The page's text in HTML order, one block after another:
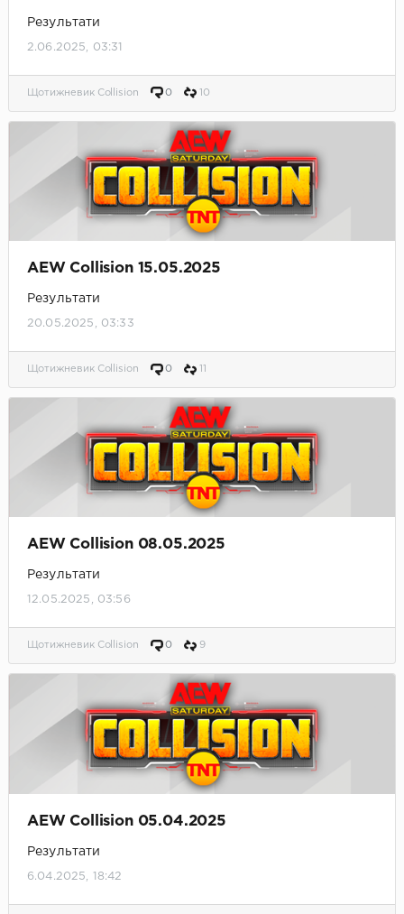
Результати
2.06.2025, 03:31
Щотижневик Collision 0 10
AEW Collision 15.05.2025
Результати
20.05.2025, 03:33
Щотижневик Collision 0
AEW Collision 08.05.2025
Результати
12.05.2025, 03:56
Щотижневик Collision 0 9
AEW Collision 05.04.2025
Результати
6.04.2025, 18:42